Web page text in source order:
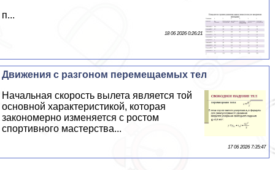
п...
18 06 2026 0:26:21
Движения с разгоном перемещаемых тел
Начальная скорость вылета является той
основной хаpaктеристикой, которая
закономерно изменяется с ростом
спортивного мастерства...
17 06 2026 7:35:47